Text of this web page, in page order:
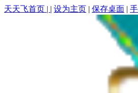
天天飞首页 | | 设为主页 | 保存桌面 |